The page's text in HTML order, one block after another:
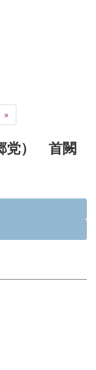
最
終
ペ
ー
»
党） 首闕